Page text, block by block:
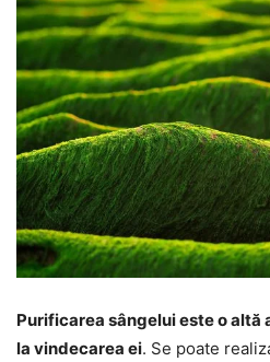
Purificarea sângelui este o altă
la vindecarea ei. Se poate